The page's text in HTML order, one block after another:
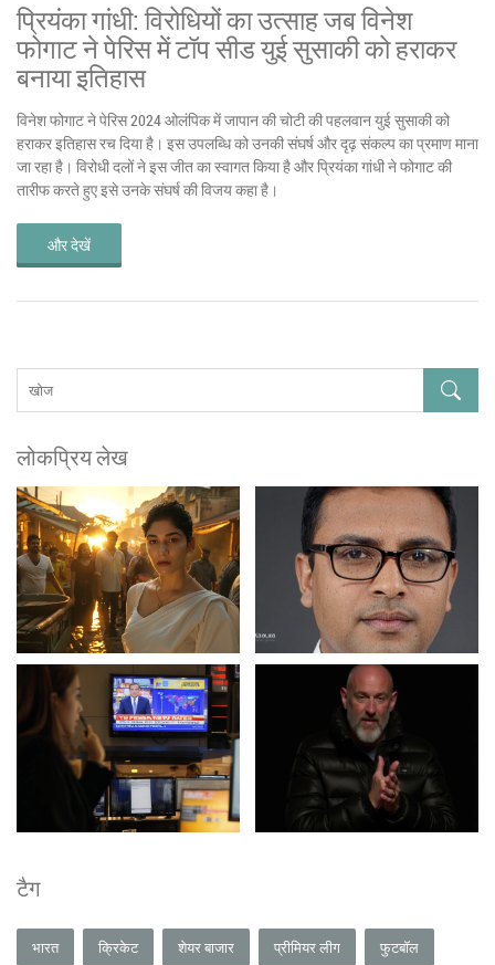
प्रियंका गांधी: विरोधियों का उत्साह जब विनेश
फोगाट ने पेरिस में टॉप सीड युई सुसाकी को हराकर
बनाया इतिहास
विनेश फोगाट ने पेरिस 2024 ओलंपिक में जापान की चोटी की पहलवान युई सुसाकी को
हराकर इतिहास रच दिया है। इस उपलब्धि को उनकी संघर्ष और दृढ़ संकल्प का प्रमाण माना
जा रहा है। विरोधी दलों ने इस जीत का स्वागत किया है और प्रियंका गांधी ने फोगाट की
तारीफ करते हुए इसे उनके संघर्ष की विजय कहा है।
और देखें
लोकप्रिय लेख
टैग
भारत क्रिकेट शेयर बाजार प्रीमियर लीग फुटबॉल